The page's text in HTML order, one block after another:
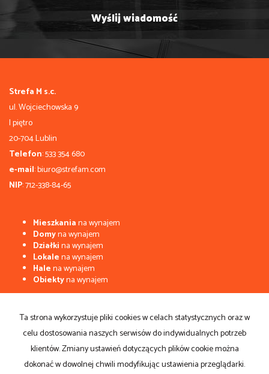
Strefa M s.c.
ul. Wojciechowska 9
I piętro
20-704 Lublin
Telefon: 533 354 680
e-mail: biuro@strefam.com
NIP: 712-338-84-65
Mieszkaniana wynajem
Domyna wynajem
Działkina wynajem
Lokalena wynajem
Halena wynajem
Obiektyna wynajem
Domy
na sprzedaż
Działkina sprzedaż
Lokalena sprzedaż
Halena sprzedaż
Obiekty
na sprzedaż
Ta strona wykorzystuje pliki cookies w celach statystycznych oraz w
celu dostosowania naszych serwisów do indywidualnych potrzeb
klientów. Zmiany ustawień dotyczących plików cookie można
dokonać w dowolnej chwili modyfikując ustawienia przeglądarki.